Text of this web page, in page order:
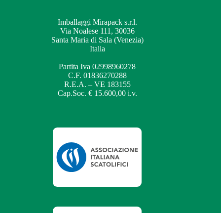
Imballaggi Mirapack s.r.l.
Via Noalese 111, 30036
Santa Maria di Sala (Venezia)
Italia
Partita Iva 02998960278
C.F. 01836270288
R.E.A. – VE 183155
Cap.Soc. € 15.600,00 i.v.